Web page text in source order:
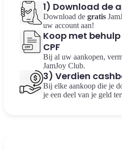
1) Download de
Download de gratis
uw account aan!
Koop met
CPF
Bij al uw aankopen,
JamJoy Club.
3) Verdien
Bij elke aankoop die je
je een deel van je geld